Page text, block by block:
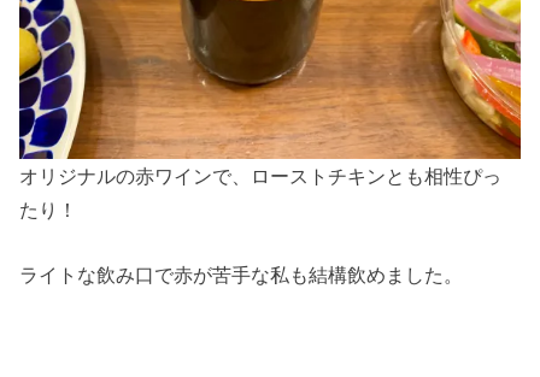
オリジナルの赤ワインで、ローストチキンとも相性ぴっ
たり！
ライトな飲み口で赤が苦手な私も結構飲めました。